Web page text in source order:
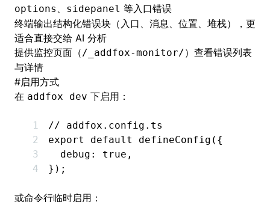
options 、 sidepanel 等入口错误
终端输出结构化错误块（入口、消息、位置、堆栈），更
适合直接交给 AI 分析
提供监控页面（/_addfox-monitor/）查看错误列表
与详情
#启用方式
在 addfox dev 下启用：
// addfox.config.ts
export
default defineConfig ({
  debug
: true ,
});
或命令行临时启用：